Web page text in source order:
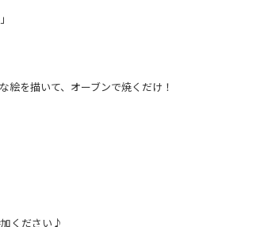
絵を描いて、オーブンで焼くだけ！
加ください♪